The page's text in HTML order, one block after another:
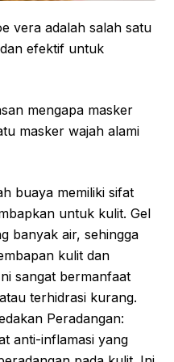
vera adalah salah satu
efektif untuk
mengapa masker
masker wajah alami
buaya memiliki sifat
untuk kulit. Gel
banyak air, sehingga
kulit dan
sangat bermanfaat
terhidrasi kurang.
Peradangan:
anti-inflamasi yang